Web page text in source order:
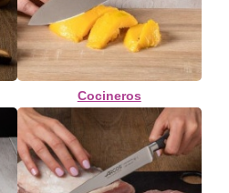
Cocineros